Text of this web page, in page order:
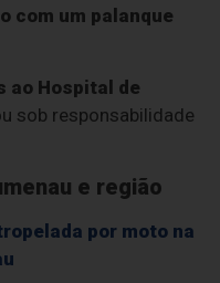
com um palanque
ao Hospital de
sob responsabilidade
e região
por moto na